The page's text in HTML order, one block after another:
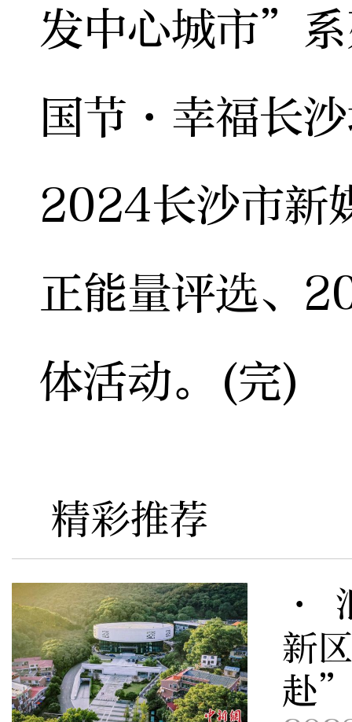
发中心城市”
国节·幸福长
2024长沙市新
正能量评选、
体活动。(完)
精彩推荐
·
新
赴